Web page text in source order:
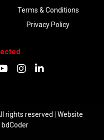
Terms & Conditions
Privacy Policy
rights reserved
Website
bdCoder